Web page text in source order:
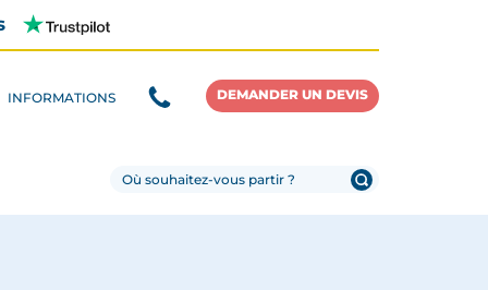
INFORMATIONS DEMANDER UN DEVIS